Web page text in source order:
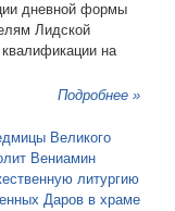
дневной формы
Лидской
на
Подробнее »
Великого
Вениамин
литургию
Даров в храме